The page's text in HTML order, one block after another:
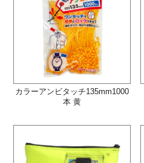
カラーアンビタッチ135mm1000
本 黄